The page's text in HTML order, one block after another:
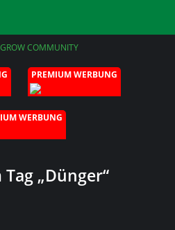
COMMUNITY
PREMIUM WERBUNG
WERBUNG
„Dünger“